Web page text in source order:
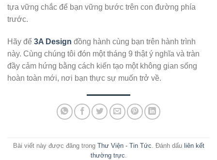
tựa vững chắc để bạn vững bước trên con đường phía
trước.
Hãy để 3A Design đồng hành cùng bạn trên hành trình
này. Cùng chúng tôi đón một tháng 9 thật ý nghĩa và tràn
đầy cảm hứng bằng cách kiến tạo một không gian sống
hoàn toàn mới, nơi bạn thực sự muốn trở về.
Bài viết này được đăng trong Thư Viện - Tin Tức. Đánh dấu liên kết
thường trực.